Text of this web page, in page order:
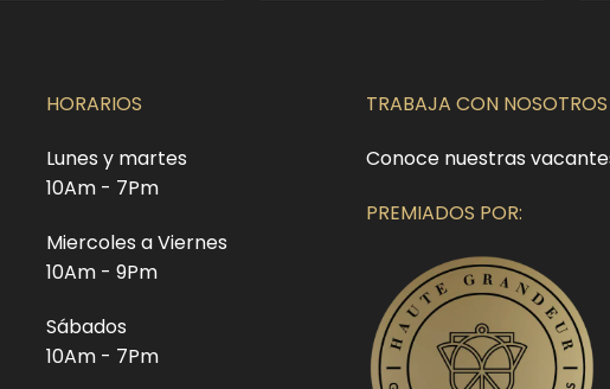
HORARIOS
Lunes y martes
10Am - 7Pm
Miercoles a Viernes
10Am - 9Pm
Sábados
10Am - 7Pm
TRABAJA CON NOSOTROS
Conoce nuestras
PREMIADOS POR: